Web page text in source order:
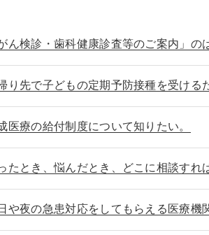
がん検診・歯科健康診査等のご案内」
り先で子どもの定期予防接種を受ける
医療の給付制度について知りたい。
たとき、悩んだとき、どこに相談すれ
や夜の急患対応をしてもらえる医療機